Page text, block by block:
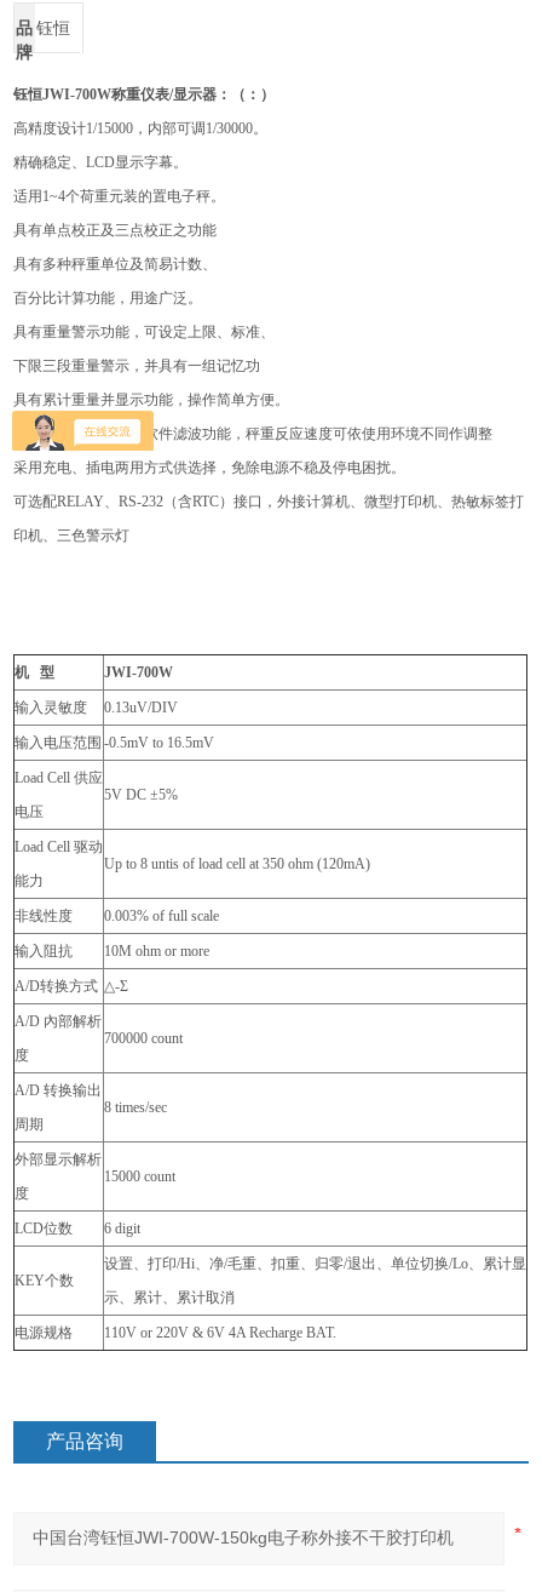
品
牌
钰恒
钰恒JWI-700W称重仪表/显示器：（：）
高精度设计1/15000，内部可调1/30000。
精确稳定、LCD显示字幕。
适用1~4个荷重元装的置电子秤。
具有单点校正及三点校正之功能
具有多种秤重单位及简易计数、
百分比计算功能，用途广泛。
具有重量警示功能，可设定上限、标准、
下限三段重量警示，并具有一组记忆功
具有累计重量并显示功能，操作简单方便。
具有自动调整零点及软件滤波功能，秤重反应速度可依使用环境不同作调整
采用充电、插电两用方式供选择，免除电源不稳及停电困扰。
可选配RELAY、RS-232（含RTC）接口，外接计算机、微型打印机、热敏标签打
印机、三色警示灯
机 型 JWI-700W
输入灵敏度 0.13uV/DIV
输入电压范围 -0.5mV to 16.5mV
Load Cell供应
电压
5V DC ±5%
Load Cell驱动
能力
Up to 8 untis of load cell at 350 ohm (120mA)
非线性度 0.003% of full scale
输入阻抗 10M ohm or more
A/D转换方式 △-Σ
A/D 內部解析
度
700000 count
A/D转换输出
周期
8 times/sec
外部显示解析
度
15000 count
LCD位数 6 digit
KEY个数
设置、打印/Hi、净/毛重、扣重、归零/退出、单位切换/Lo、累计显
示、累计、累计取消
电源规格 110V or 220V & 6V 4A Recharge BAT.
产品咨询